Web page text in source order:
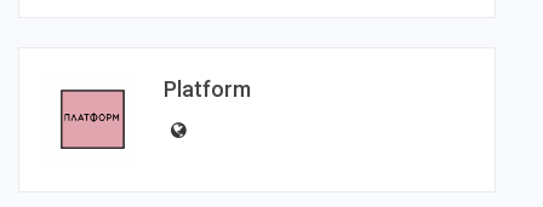
Platform